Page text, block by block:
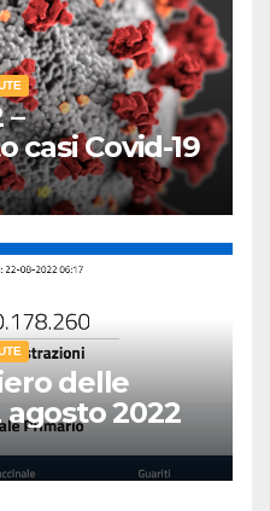
–
casi Covid-19
delle
agosto 2022